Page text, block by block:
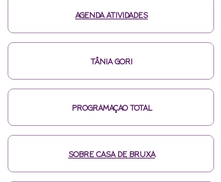
AGENDA ATIVIDADES
TÂNIA GORI
PROGRAMAÇAO TOTAL
SOBRE CASA DE BRUXA